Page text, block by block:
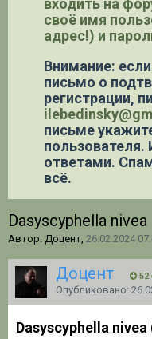
входить на
своё имя
адрес!) и
Внимание:
письмо о
регистрации,
письме
пользователя.
ответами.
всё.
Dasyscyphella nivea
Автор: Доцент, 26.02.2024
Доцент 52
Опубликовано:
Dasyscyphella nivea